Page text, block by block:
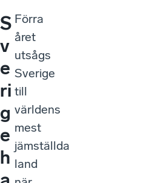
S
v
e
ri
g
e
h
Förra
året
utsågs
Sverige
till
världens
mest
jämställda
land